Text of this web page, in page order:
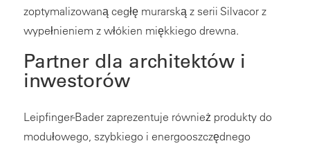
zoptymalizowaną cegłę murarską z serii Silvacor z
wypełnieniem z włókien miękkiego drewna.
Partner dla architektów i
inwestorów
Leipfinger-Bader zaprezentuje również produkty do
modułowego, szybkiego i energooszczędnego